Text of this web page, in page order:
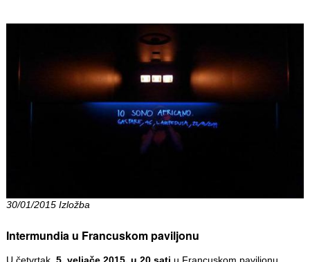
30/01/2015 Izložba
Intermundia u Francuskom paviljonu
U četvrtak, 5. veljače 2015. u 20 sati u Francuskom paviljonu